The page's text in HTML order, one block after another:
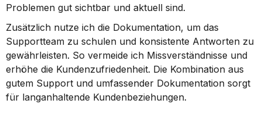
Problemen gut sichtbar und aktuell sind.
Zusätzlich nutze ich die Dokumentation, um das
Supportteam zu schulen und konsistente Antworten zu
gewährleisten. So vermeide ich Missverständnisse und
erhöhe die Kundenzufriedenheit. Die Kombination aus
gutem Support und umfassender Dokumentation sorgt
für langanhaltende Kundenbeziehungen.